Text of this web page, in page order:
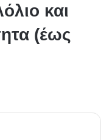
και
(έως